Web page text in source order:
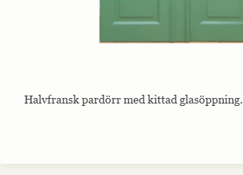
Halvfransk pardörr med kittad glasöppning.